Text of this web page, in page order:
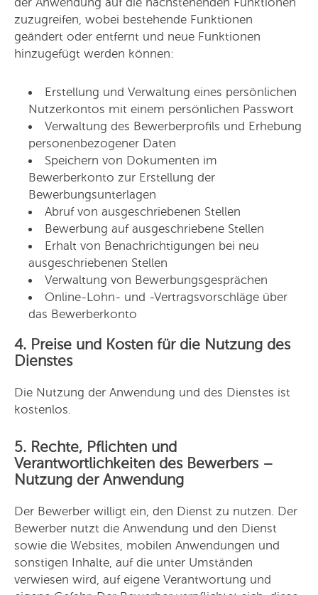
zuzugreifen, wobei bestehende Funktionen
geändert oder entfernt und neue Funktionen
hinzugefügt werden können:
Erstellung und Verwaltung eines persönlichen
Nutzerkontos mit einem persönlichen Passwort
Verwaltung des Bewerberprofils und Erhebung
personenbezogener Daten
Speichern von Dokumenten im
Bewerberkonto zur Erstellung der
Bewerbungsunterlagen
Abruf von ausgeschriebenen Stellen
Bewerbung auf ausgeschriebene Stellen
Erhalt von Benachrichtigungen bei neu
ausgeschriebenen Stellen
Verwaltung von Bewerbungsgesprächen
Online-Lohn- und -Vertragsvorschläge über
das Bewerberkonto
4. Preise und Kosten für die Nutzung des
Dienstes
Die Nutzung der Anwendung und des Dienstes ist
kostenlos.
5. Rechte, Pflichten und
Verantwortlichkeiten des Bewerbers –
Nutzung der Anwendung
Der Bewerber willigt ein, den Dienst zu nutzen. Der
Bewerber nutzt die Anwendung und den Dienst
sowie die Websites, mobilen Anwendungen und
sonstigen Inhalte, auf die unter Umständen
verwiesen wird, auf eigene Verantwortung und